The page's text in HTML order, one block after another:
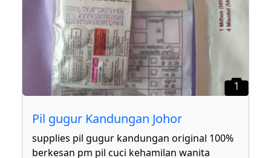
1
Pil gugur Kandungan Johor
supplies pil gugur kandungan original 100%
berkesan pm pil cuci kehamilan wanita